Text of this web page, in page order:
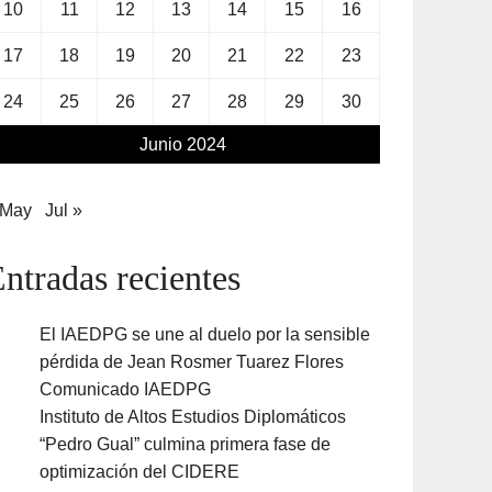
Junio 2024
10 11 12 13 14 15 16
17 18 19 20 21 22 23
24 25 26 27 28 29 30
Jul »
recientes
El IAEDPG se une al duelo por la sensible
pérdida de Jean Rosmer Tuarez Flores
Comunicado IAEDPG
Instituto de Altos Estudios Diplomáticos
“Pedro Gual” culmina primera fase de
optimización del CIDERE